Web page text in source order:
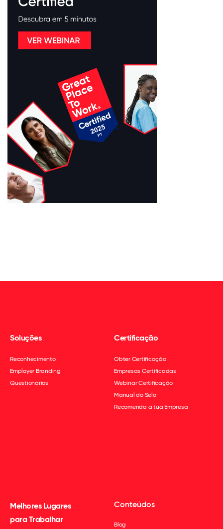
Soluções
Reconhecimento
Employer Branding
Questionários
Certificação
Obter Certificação
Empresas Certificadas
Webinar Certificação
Manual do Selo
Recomenda a tua Empresa
Melhores Lugares
para Trabalhar
Conteúdos
Blog